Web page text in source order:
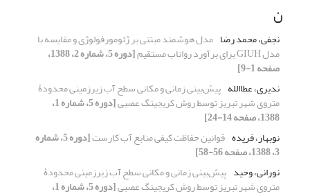
ن
نجفی، محمد رضا مدل هوشمند مبتنی بر ژئومورفولوژی و مقایسه با
مدل GIUH برای برآورد رواناب مستقیم [دوره 5، شماره 2، 1388،
صفحه 1-9]
ندیری، عطاالله پیش‌بینی زمانی و مکانی سطح آب‌ زیرزمینی محدودۀ
متروی شهر تبریز توسط روش کریجینگ عصبی [دوره 5، شماره 1،
1388، صفحه 14-24]
نوبهار، فریده قوانین حفاظت کیفی منابع آب کارست [دوره 5، شماره
3، 1388، صفحه 56-58]
نورانی، وحید پیش‌بینی زمانی و مکانی سطح آب‌ زیرزمینی محدودۀ
متروی شهر تبریز توسط روش کریجینگ عصبی [دوره 5، شماره 1،